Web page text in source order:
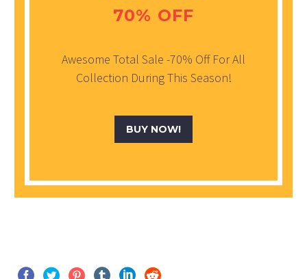
70% OFF
Awesome Total Sale -70% Off For All
Collection During This Season!
BUY NOW!